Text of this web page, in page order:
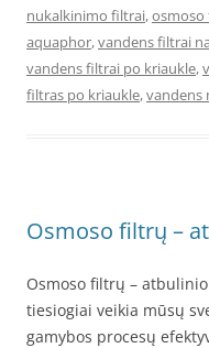
nukalkinimo filtrai,
aquaphor,vandens filtrai
vandens filtrai po kriaukle,
filtras po kriaukle,vandens
Osmoso filtrų –
Osmoso filtrų –
tiesiogiai veikia mūsų
gamybos procesų